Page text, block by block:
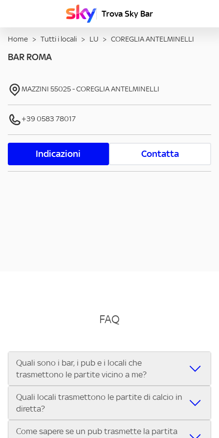
Trova Sky Bar
Home > Tutti i locali > LU > COREGLIA ANTELMINELLI
BAR ROMA
MAZZINI 55025-COREGLIA ANTELMINELLI
+39 0583 78017
Indicazioni Contatta
FAQ
Quali sono i bar, i pub e i locali che
trasmettono le partite vicino a me?
Se cerchi un bar, pub, ristorante o locale vicino a te per
vedere le partite di Serie A ENILIVE, la Serie C Sky Wifi, la
UEFA Champions League, la UEFA Europa League, la UEFA
Conference League, il Tennis, la Formula 1®, la MotoGP™ e
Quali locali trasmettono le partite di calcio in
diretta?
Vuoi sapere quali bar, pub o ristoranti mostrano le partite
Come sapere se un pub trasmette la partita